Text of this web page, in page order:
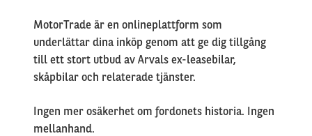
Right
column
MotorTrade är en onlineplattform som
underlättar dina inköp genom att ge dig tillgång
till ett stort utbud av Arvals ex-leasebilar,
skåpbilar och relaterade tjänster.
Ingen mer osäkerhet om fordonets historia. Ingen
mellanhand.